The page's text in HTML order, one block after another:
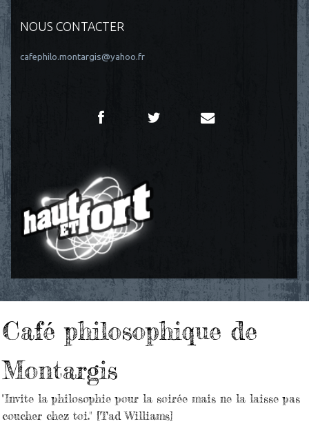
NOUS CONTACTER
cafephilo.montargis@yahoo.fr
Café philosophique de
Montargis
"Invite la philosophie pour la soirée mais ne la laisse pas
coucher chez toi." [Tad Williams]